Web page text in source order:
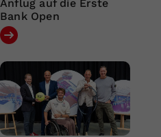
Anflug auf die Erste
Bank Open